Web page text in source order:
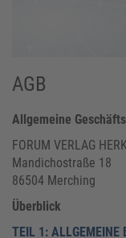
AGB
Allgemeine
FORUM VERLAG
Mandichostraße 18
86504 Merching
Überblick
TEIL 1: ALLGEMEINE